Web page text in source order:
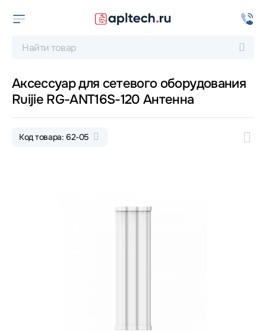
Аксессуар для сетевого оборудования
Ruijie RG-ANT16S-120 Антенна
Код товара: 62-05